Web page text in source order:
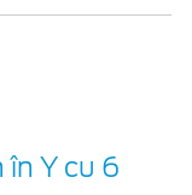
în Y cu 6